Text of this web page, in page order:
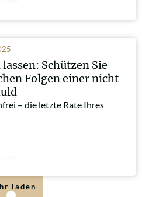
Schützen Sie
Folgen einer nicht
– die letzte Rate Ihres
laden